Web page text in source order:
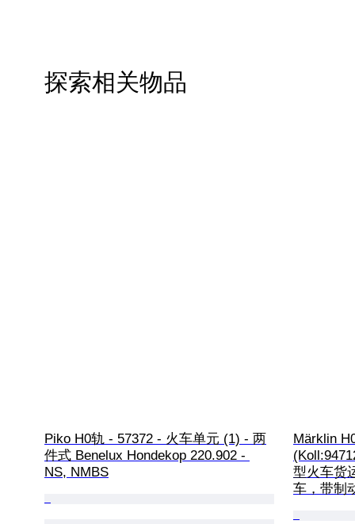
探索相关物品
Piko H0轨 - 57372 - 火车单元 (1) - 两
件式 Benelux Hondekop 220.902 -
NS, NMBS
Märklin
型火车货
车，带制